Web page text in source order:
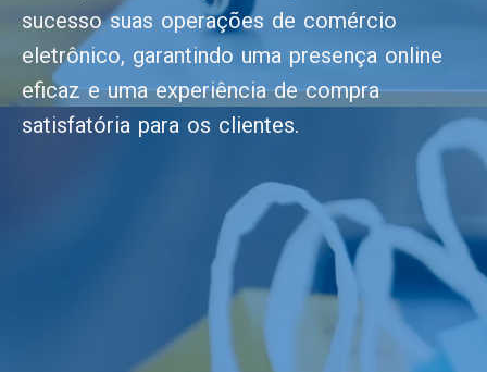
sucesso suas operações de comércio
eletrônico, garantindo uma presença online
eficaz e uma experiência de compra
satisfatória para os clientes.